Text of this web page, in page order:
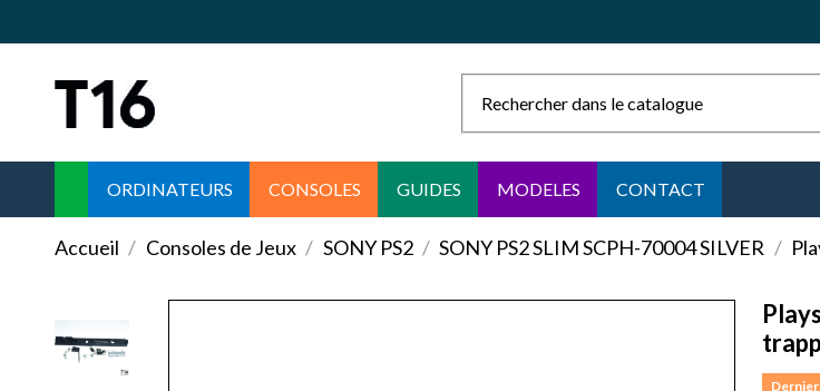
ORDINATEURS CONSOLES GUIDES MODELES CONTACT
Accueil Consoles de Jeux SONY PS2 SONY PS2 SLIM SCPH-70004 SILVER